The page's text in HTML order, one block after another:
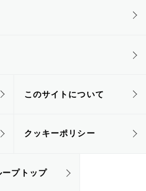
このサイトについて
クッキーポリシー
ープトップ